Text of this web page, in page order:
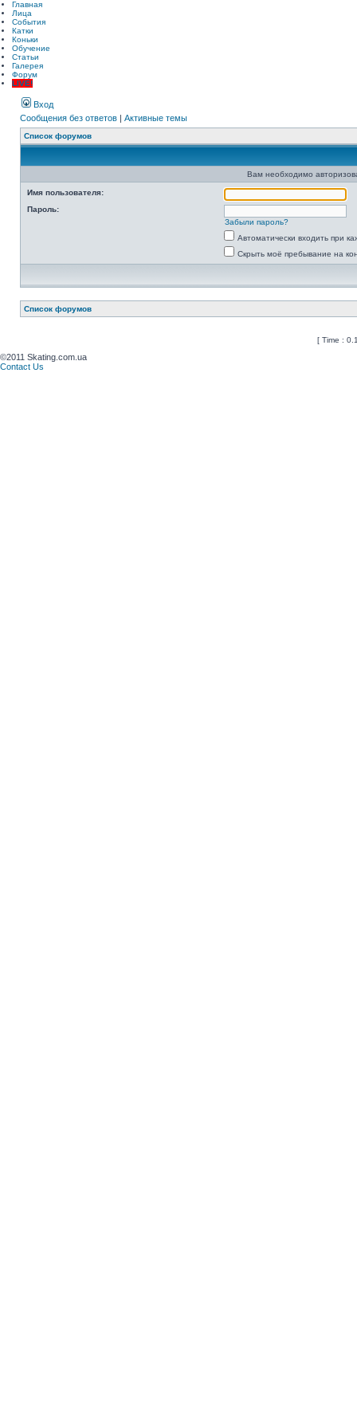
Главная
Лица
События
Катки
Коньки
Обучение
Статьи
Галерея
Форум
LIVE!
Вход
Сообщения без ответов | Активные темы
Список форумов
Вам необходимо
Имя пользователя:
Пароль:
Забыли пароль?
Автоматически входить при
Скрыть моё пребывание на
Список форумов
[ Time :
©2011 Skating.com.ua
Contact Us